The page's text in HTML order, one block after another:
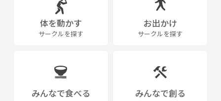
体を動かす
サークルを探す
お出かけ
サークルを探す
みんなで食べる みんなで創る